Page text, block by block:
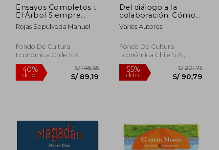
Ensayos Completos i.
El Árbol Siempre
Verde
Rojas Sepúlveda Manuel
Fondo De Cultura
Económica Chile S.A.,
2023, Tapa Blanda, Nuevo
Del diálogo a la
colaboración. Cómo
construir soluciones
colectivas a desafíos
Varios Autores
Fondo De Cultura
Económica Chile S.A.,
2024, Tapa Blanda, Nuevo